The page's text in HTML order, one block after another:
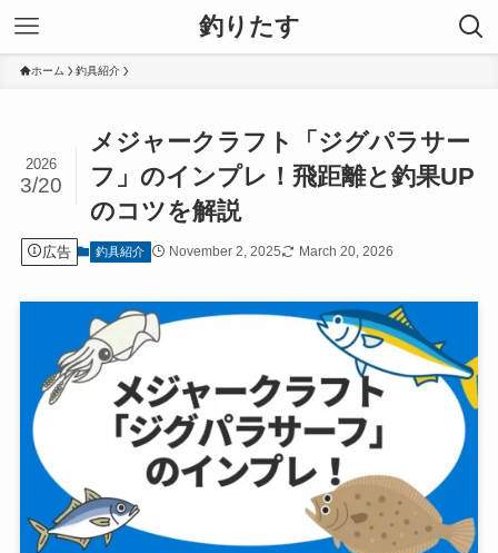
釣りたす
ホーム 釣具紹介
メジャークラフト「ジグパラサー
フ」のインプレ！飛距離と釣果UP
のコツを解説
2026
3/20
広告 釣具紹介 November 2, 2025 March 20, 2026